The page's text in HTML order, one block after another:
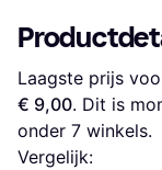
Laagste prijs
€ 9,00. Dit is
onder 7 winkels.
Vergelijk: